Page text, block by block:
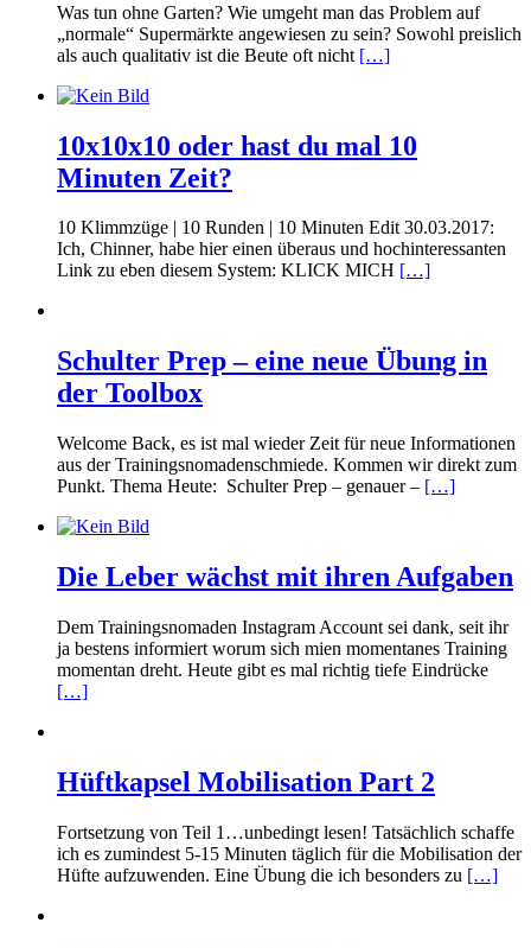
Was tun ohne Garten? Wie umgeht man das Problem auf
„normale“ Supermärkte angewiesen zu sein? Sowohl preislich
als auch qualitativ ist die Beute oft nicht […]
10x10x10 oder hast du mal 10
Minuten Zeit?
10 Klimmzüge | 10 Runden | 10 Minuten Edit 30.03.2017:
Ich, Chinner, habe hier einen überaus und hochinteressanten
Link zu eben diesem System: KLICK MICH […]
Schulter Prep – eine neue Übung in
der Toolbox
Welcome Back, es ist mal wieder Zeit für neue Informationen
aus der Trainingsnomadenschmiede. Kommen wir direkt zum
Punkt. Thema Heute: Schulter Prep – genauer – […]
Die Leber wächst mit ihren Aufgaben
Dem Trainingsnomaden Instagram Account sei dank, seit ihr
ja bestens informiert worum sich mien momentanes Training
momentan dreht. Heute gibt es mal richtig tiefe Eindrücke
[…]
Hüftkapsel Mobilisation Part 2
Fortsetzung von Teil 1…unbedingt lesen! Tatsächlich schaffe
ich es zumindest 5-15 Minuten täglich für die Mobilisation der
Hüfte aufzuwenden. Eine Übung die ich besonders zu […]